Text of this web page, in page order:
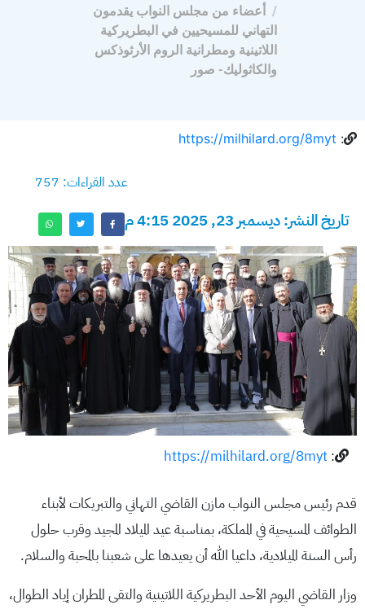
أعضاء من مجلس النواب يقدمون
التهاني للمسيحيين في البطريركية
اللاتينية ومطرانية الروم الأرثوذكس
والكاثوليك- صور
:
https://milhilard.org/8myt
عدد القراءات: 757
تاريخ النشر: ديسمبر 23, 2025 4:15 م
:
https://milhilard.org/8myt
قدم رئيس مجلس النواب مازن القاضي التهاني والتبريكات لأبناء
الطوائف المسيحية في المملكة، بمناسبة عيد الميلاد المجيد وقرب حلول
رأس السنة الميلادية، داعيا الله أن يعيدها على شعبنا بالمحبة والسلام.
وزار القاضي اليوم الأحد البطريركية اللاتينية والتقى المطران إياد الطوال،